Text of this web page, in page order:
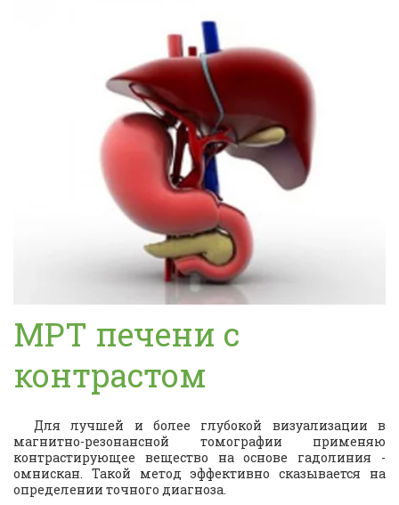
МРТ печени с
контрастом
Для лучшей и более глубокой визуализации в
магнитно-резонансной томографии применяю
контрастирующее вещество на основе гадолиния -
омнискан. Такой метод эффективно сказывается на
определении точного диагноза.